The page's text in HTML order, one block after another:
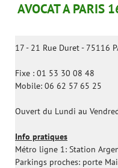
AVOCAT A PARIS
17 - 21 Rue Duret - 75116
Fixe : 01 53 30 08 48
Mobile: 06 62 57 65 25
Ouvert du Lundi au
Info pratiques
Métro ligne 1: Station
Parkings proches: porte